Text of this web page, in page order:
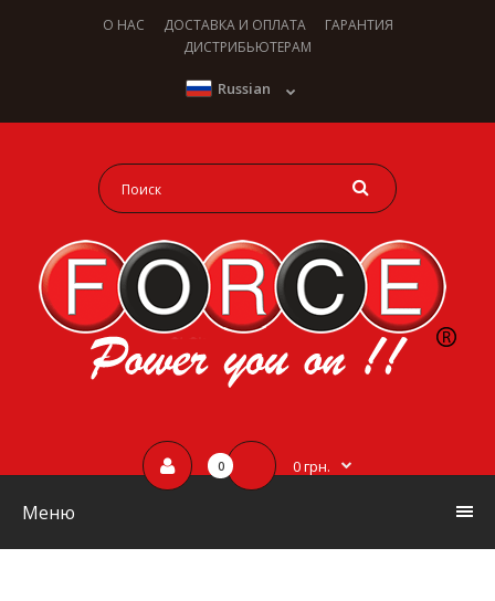
О НАС ДОСТАВКА И ОПЛАТА
ГАРАНТИЯ
ДИСТРИБЬЮТЕРАМ
Russian
0 0 грн.
Меню